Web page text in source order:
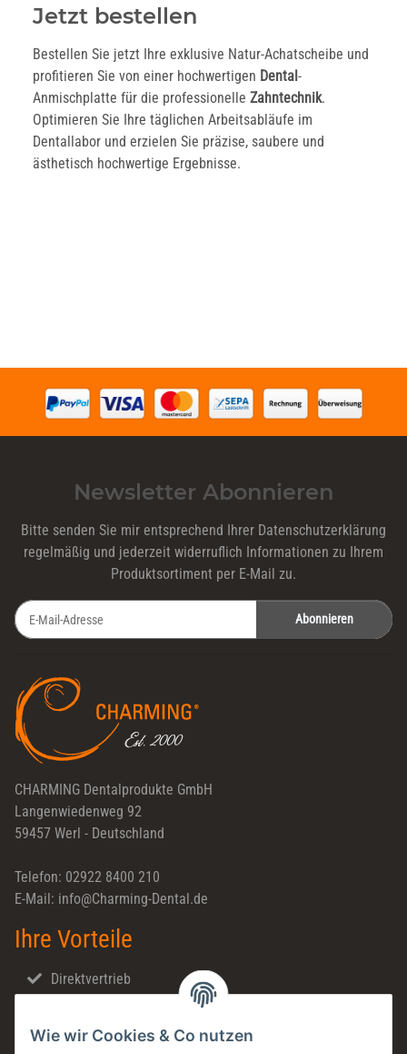
Wie wir Cookies & Co nutzen
Jetzt bestellen
Bestellen Sie jetzt Ihre exklusive Natur-Achatscheibe und
profitieren Sie von einer hochwertigen Dental -
Anmischplatte für die professionelle Zahntechnik.
Optimieren Sie Ihre täglichen Arbeitsabläufe im
Dentallabor und erzielen Sie präzise, saubere und
ästhetisch hochwertige Ergebnisse.
Newsletter Abonnieren
Bitte senden Sie mir entsprechend Ihrer Datenschutzerklärung
regelmäßig und jederzeit widerruflich Informationen zu Ihrem
Produktsortiment per E-Mail zu.
Abonnieren
CHARMING Dentalprodukte GmbH
Langenwiedenweg 92
59457 Werl - Deutschland
Telefon: 02922 8400 210
E-Mail: info@Charming-Dental.de
Ihre Vorteile
Direktvertrieb
Made in Germany